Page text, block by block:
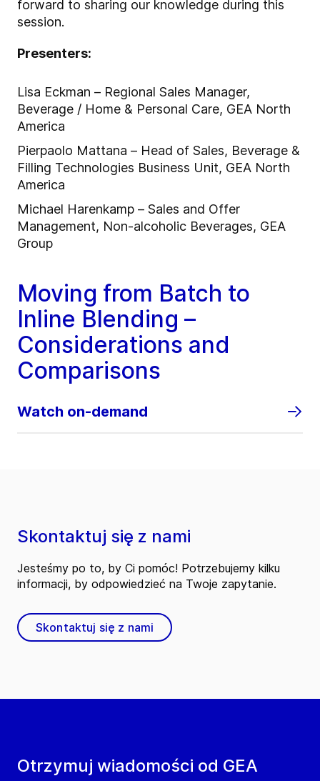
forward to sharing our knowledge during this
session.
Presenters:
Lisa Eckman – Regional Sales Manager,
Beverage / Home & Personal Care, GEA North
America
Pierpaolo Mattana – Head of Sales, Beverage &
Filling Technologies Business Unit, GEA North
America
Michael Harenkamp – Sales and Offer
Management, Non-alcoholic Beverages, GEA
Group
Moving from Batch to
Inline Blending –
Considerations and
Comparisons
Watch on-demand
Otrzymuj wiadomości od GEA
Skontaktuj się z nami
Jesteśmy po to, by Ci pomóc! Potrzebujemy kilku
informacji, by odpowiedzieć na Twoje zapytanie.
Skontaktuj się z nami